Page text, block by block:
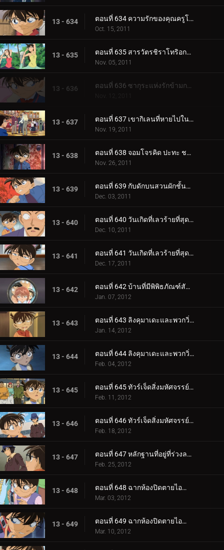
13 - 634 ตอนที่ 634 ความรักของคุณครูโคบายาชิ
Oct. 15, 2011
13 - 635 ตอนที่ 635 สารวัตรชิราโทริอกหัก
Nov. 05, 2011
13 - 636 ตอนที่ 636 ซากุระแห่งรักข้ามกาลเวลา
13 - 637 ตอนที่ 637 เขากิเลนที่หายไปในความมืด
Nov. 19, 2011
13 - 638 ตอนที่ 638 จอมโจรคิด ปะทะ ชมรมนักสืบเยาวชน
Nov. 26, 2011
13 - 639 ตอนที่ 639 กับดักบนสวนผักชั้นดาดฟ้า
Dec. 03, 2011
13 - 640 ตอนที่ 640 วันเกิดที่เลวร้ายที่สุด (ตอน 1)
Dec. 10, 2011
13 - 641 ตอนที่ 641 วันเกิดที่เลวร้ายที่สุด (ตอน 2)
Dec. 17, 2011
13 - 642 ตอนที่ 642 บ้านที่มีพิพิธภัณฑ์สัตว์น้ำ
Jan. 07, 2012
13 - 643 ตอนที่ 643 ลิงคุมาเดะและพวกวิ่งราว (ตอน 1)
Jan. 14, 2012
13 - 644 ตอนที่ 644 ลิงคุมาเดะและพวกวิ่งราว (ตอน 2)
Feb. 04, 2012
13 - 645 ตอนที่ 645 ทัวร์เจ็ดสิ่งมหัศจรรย์ในฮิโรชิม่าและมิยาจิม่า (ตอน 1)
Feb. 11, 2012
13 - 646 ตอนที่ 646 ทัวร์เจ็ดสิ่งมหัศจรรย์ในฮิโรชิม่าและมิยาจิม่า (ตอน 2)
Feb. 18, 2012
13 - 647 ตอนที่ 647 หลักฐานที่อยู่ที่ร่วงลงมา
Feb. 25, 2012
13 - 648 ตอนที่ 648 ฉากห้องปิดตายไอน้ำ (ตอน 1)
Mar. 03, 2012
13 - 649 ตอนที่ 649 ฉากห้องปิดตายไอน้ำ (ตอน 2)
Mar. 10, 2012